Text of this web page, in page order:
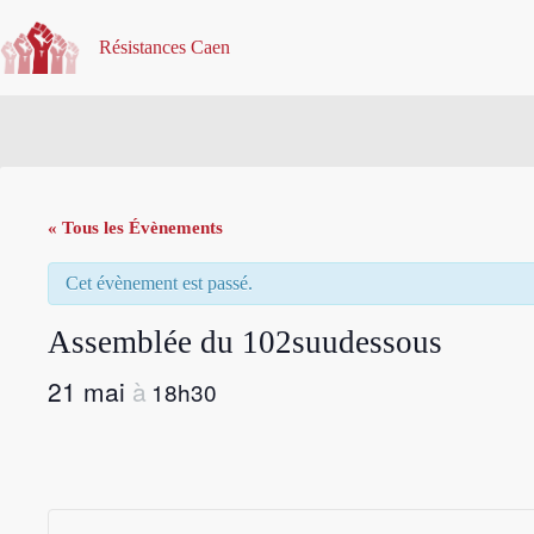
contenu
Résistances Caen
« Tous les Évènements
Cet évènement est passé.
Assemblée du 102suudessous
21 mai
18h30